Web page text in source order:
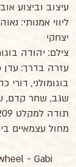
עיצוב וביצוע
ליווי אמנותי:
יצחקי
צילם: יהודה
עזרה בדרך: עדן
בוגומולני, דורי
שגב, שחר קדם,
מחול עצמאיים
- Gabi